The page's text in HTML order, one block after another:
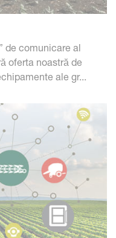
de comunicare al
oferta noastră de
ale gr...